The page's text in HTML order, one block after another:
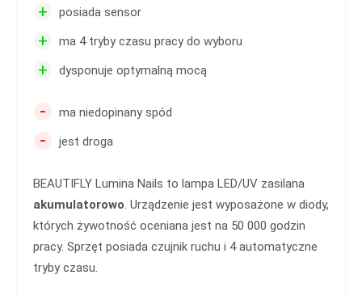
+ posiada sensor
+ ma 4 tryby czasu pracy do wyboru
+ dysponuje optymalną mocą
- ma niedopinany spód
- jest droga
BEAUTIFLY Lumina Nails to lampa LED/UV zasilana
akumulatorowo. Urządzenie jest wyposażone w diody,
których żywotność oceniana jest na 50 000 godzin
pracy. Sprzęt posiada czujnik ruchu i 4 automatyczne
tryby czasu.